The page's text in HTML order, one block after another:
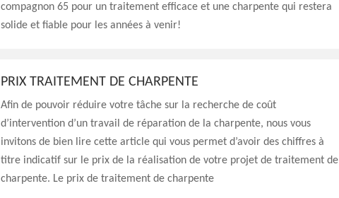
compagnon 65 pour un traitement efficace et une charpente qui restera
solide et fiable pour les années à venir!
PRIX TRAITEMENT DE CHARPENTE
Afin de pouvoir réduire votre tâche sur la recherche de coût
d’intervention d’un travail de réparation de la charpente, nous vous
invitons de bien lire cette article qui vous permet d’avoir des chiffres à
titre indicatif sur le prix de la réalisation de votre projet de traitement de
charpente. Le prix de traitement de charpente